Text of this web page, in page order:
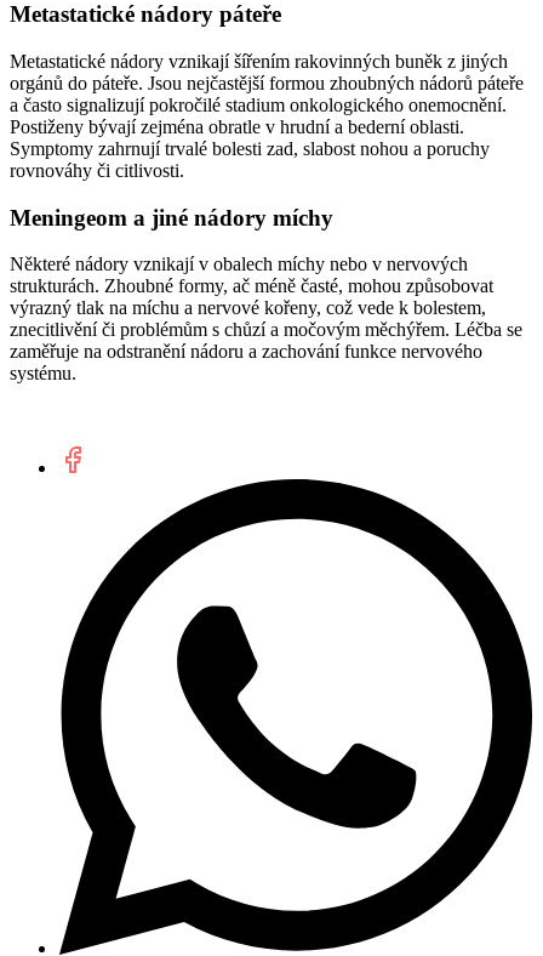
Metastatické nádory páteře
Metastatické nádory vznikají šířením rakovinných buněk z jiných
orgánů do páteře. Jsou nejčastější formou zhoubných nádorů páteře
a často signalizují pokročilé stadium onkologického onemocnění.
Postiženy bývají zejména obratle v hrudní a bederní oblasti.
Symptomy zahrnují trvalé bolesti zad, slabost nohou a poruchy
rovnováhy či citlivosti.
Meningeom a jiné nádory míchy
Některé nádory vznikají v obalech míchy nebo v nervových
strukturách. Zhoubné formy, ač méně časté, mohou způsobovat
výrazný tlak na míchu a nervové kořeny, což vede k bolestem,
znecitlivění či problémům s chůzí a močovým měchýřem. Léčba se
zaměřuje na odstranění nádoru a zachování funkce nervového
systému.